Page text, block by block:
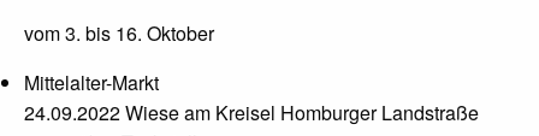
vom 3. bis 16. Oktober
Mittelalter-Markt
24.09.2022 Wiese am Kreisel Homburger Landstraße